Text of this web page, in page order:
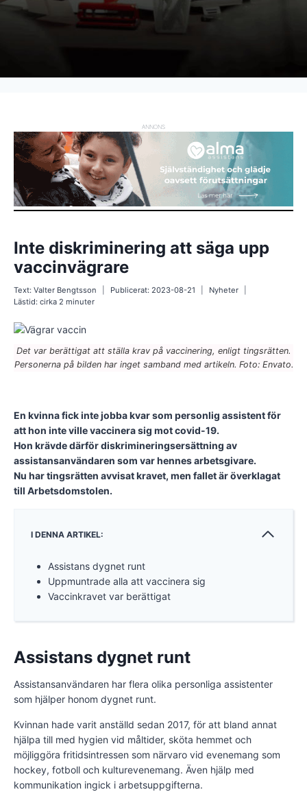
ANNONS
Inte diskriminering att säga upp
vaccinvägrare
Text: Valter Bengtsson Publicerat: 2023-08-21
Nyheter
Lästid: cirka 2 minuter
Det var berättigat att ställa krav på vaccinering, enligt tingsrätten.
Personerna på bilden har inget samband med artikeln. Foto: Envato.
En kvinna fick inte jobba kvar som personlig assistent för
att hon inte ville vaccinera sig mot covid-19.
Hon krävde därför diskrimineringsersättning av
assistansanvändaren som var hennes arbetsgivare.
Nu har tingsrätten avvisat kravet, men fallet är överklagat
till Arbetsdomstolen.
I DENNA ARTIKEL:
Assistans dygnet runt
Uppmuntrade alla att vaccinera sig
Vaccinkravet var berättigat
Assistans dygnet runt
Assistansanvändaren har flera olika personliga assistenter
som hjälper honom dygnet runt.
Kvinnan hade varit anställd sedan 2017, för att bland annat
hjälpa till med hygien vid måltider, sköta hemmet och
möjliggöra fritidsintressen som närvaro vid evenemang som
hockey, fotboll och kulturevenemang. Även hjälp med
kommunikation ingick i arbetsuppgifterna.